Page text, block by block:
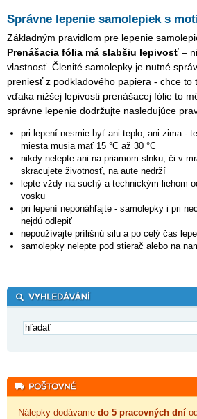
Správne lepenie samolepiek s
Základným pravidlom pre lepenie
Prenášacia fólia má slabšiu lepivosť –
vlastnosť. Členité samolepky je nutné
preniesť z podkladového papiera - chce to
vďaka nižšej lepivosti prenášacej fólie to
správne lepenie dodržujte nasledujúce
pri lepení nesmie byť ani teplo, ani zima -
miesta musia mať 15 °C až 30 °C
nikdy nelepte ani na priamom slnku, či v
skracujete životnosť, na aute nedrží
lepte vždy na suchý a technickým liehom
vosku
pri lepení neponáhľajte - samolepky i pri
nejdú odlepiť
nepoužívajte prílišnú silu a po celý čas
samolepky nelepte pod stierač alebo na
Nálepky dodávame do 5 pracovných dní